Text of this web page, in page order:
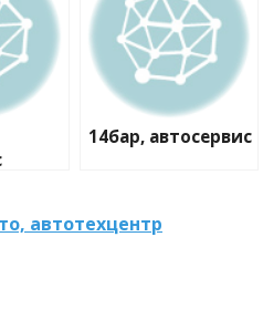
14бар, автосервис
автотехцентр